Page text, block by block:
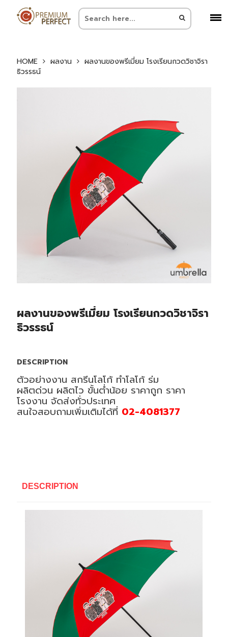
HOME ผลงาน
ผลงานของพรีเมี่ยม โรงเรียนกวดวิชาจิรา
ธิวรรธน์
ผลงานของพรีเมี่ยม โรงเรียนกวดวิชาจิรา
ธิวรรธน์
DESCRIPTION
ตัวอย่างงาน สกรีนโลโก้ ทำโลโก้ ร่ม
ผลิตด่วน ผลิตไว ขั้นต่ำน้อย ราคาถูก ราคา
โรงงาน จัดส่งทั่วประเทศ
สนใจสอบถามเพิ่มเติมได้ที่ 02-4081377
DESCRIPTION